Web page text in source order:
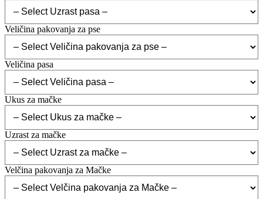
Veličina pakovanja za pse
Veličina pasa
Ukus za mačke
Uzrast za mačke
Velčina pakovanja za Mačke